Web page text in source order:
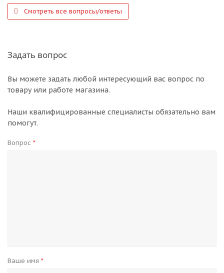
Смотреть все вопросы/ответы
Задать вопрос
Вы можете задать любой интересующий вас вопрос по
товару или работе магазина.
Наши квалифицированные специалисты обязательно вам
помогут.
Вопрос *
Ваше имя *